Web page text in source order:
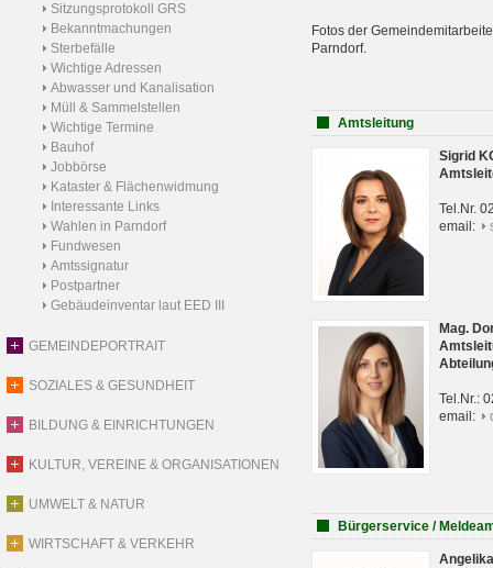
Sitzungsprotokoll GRS
Bekanntmachungen
Sterbefälle
Wichtige Adressen
Abwasser und Kanalisation
Müll & Sammelstellen
Wichtige Termine
Bauhof
Jobbörse
Kataster & Flächenwidmung
Interessante Links
Wahlen in Parndorf
Fundwesen
Amtssignatur
Postpartner
Gebäudeinventar laut EED III
GEMEINDEPORTRAIT
SOZIALES & GESUNDHEIT
BILDUNG & EINRICHTUNGEN
KULTUR, VEREINE & ORGANISATIONEN
UMWELT & NATUR
WIRTSCHAFT & VERKEHR
Fotos der
Parndorf.
Amtsleitung
Sigrid
Tel.Nr.
email:
Mag.
Tel.Nr.:
email:
Bürgerservice /